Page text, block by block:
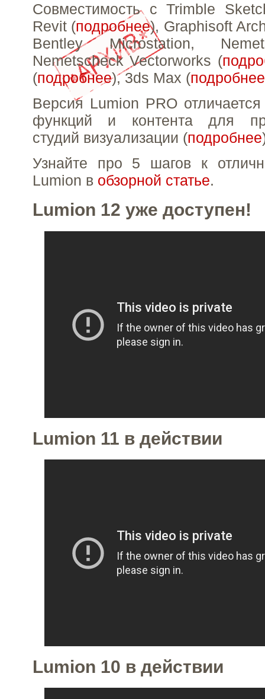
Совместимость с Trimble
Revit (подробнее), Graphisoft
Bentley Microstation,
Nemetscheck Vectorworks (
(подробнее), 3ds Max (подробнее
Версия Lumion PRO
функций и контента для
студий визуализации (подробнее
Узнайте про 5 шагов к
Lumion в обзорной статье.
Lumion 12 уже доступен!
Lumion 11 в действии
Lumion 10 в действии